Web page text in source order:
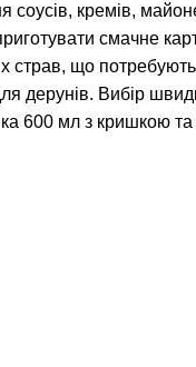
кремів,
смачне
страв, що
дерунів. Вибір
мл з кришкою та